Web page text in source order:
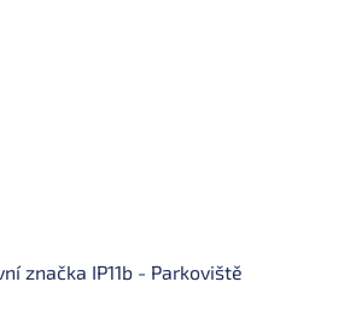
značka IP11b - Parkoviště